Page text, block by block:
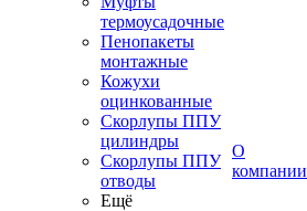
термоусадочные
Пенопакеты
монтажные
Кожухи
оцинкованные
Скорлупы ППУ
цилиндры
Скорлупы ППУ
отводы
Ещё
О
компании